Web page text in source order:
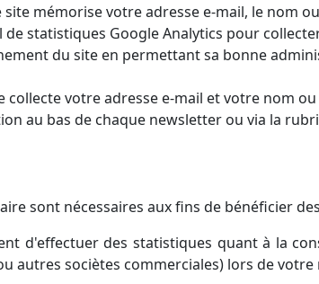
mémorise votre adresse e-mail, le nom
statistiques Google Analytics pour
du site en permettant sa bonne
collecte votre adresse e-mail et votre nom
au bas de chaque newsletter ou via la
sont nécessaires aux fins de bénéficier
d'effectuer des statistiques quant à la
autres sociètes commerciales) lors de votre